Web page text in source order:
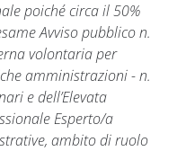
poiché circa il 50%
Avviso pubblico n.
volontaria per
amministrazioni - n.
e dell’Elevata
Esperto/a
ambito di ruolo